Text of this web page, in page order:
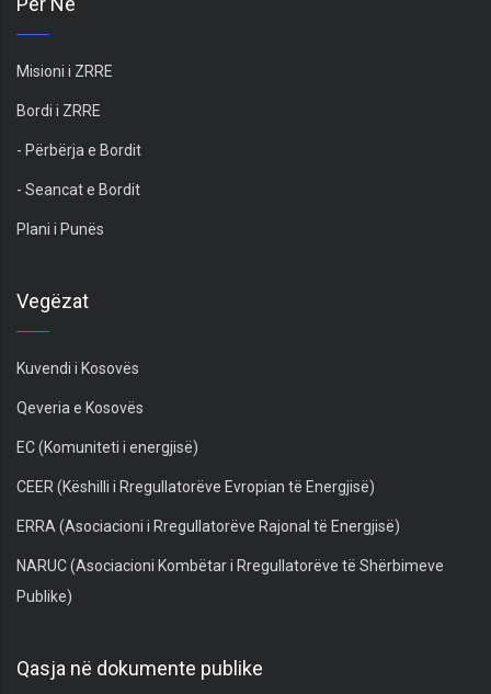
Misioni i ZRRE
Bordi i ZRRE
- Përbërja e Bordit
- Seancat e Bordit
Plani i Punës
Vegëzat
Kuvendi i Kosovës
Qeveria e Kosovës
EC (Komuniteti i energjisë)
CEER (Këshilli i Rregullatorëve Evropian të Energjisë)
ERRA (Asociacioni i Rregullatorëve Rajonal të Energjisë)
NARUC (Asociacioni Kombëtar i Rregullatorëve të Shërbimeve
Publike)
Qasja në dokumente publike